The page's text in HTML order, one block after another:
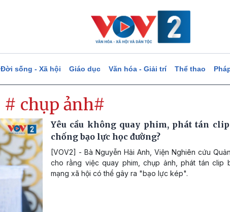
Đời sống - Xã hội Giáo dục Văn hóa - Giải trí Thể thao
# chụp ảnh#
Yêu cầu không quay phim, phát tán
chống bạo lực học đường?
[VOV2] - Bà Nguyễn Hải Anh, Viện Nghiên cứu
cho rằng việc quay phim, chụp ảnh, phát tán clip
mạng xã hội có thể gây ra "bạo lực kép".